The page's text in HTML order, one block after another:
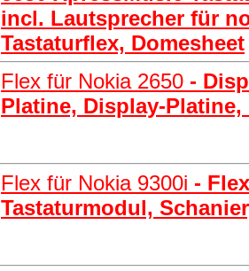
incl. Lautsprecher für
Tastaturflex, Domesheet
Flex für Nokia 2650 -
Platine, Display-
Flex für Nokia 9300i -
Tastaturmodul,